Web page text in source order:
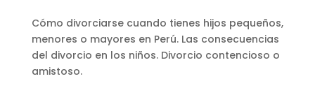
Cómo divorciarse cuando tienes hijos pequeños,
menores o mayores en Perú. Las consecuencias
del divorcio en los niños. Divorcio contencioso o
amistoso.